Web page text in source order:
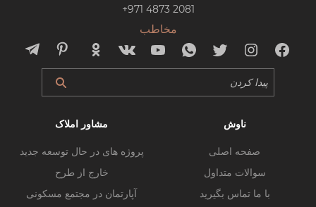
+971 4873 2081
مخاطب
ناوش
صفحه اصلی
سوالات متداول
با ما تماس بگیرید
مشاور املاک
پروژه های در حال توسعه جدید
خارج از طرح
آپارتمان در مجتمع مسکونی